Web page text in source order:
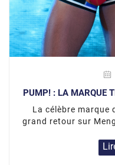
PUMP! : LA MARQUE
La célèbre marque
grand retour sur Mengeneration.
doute